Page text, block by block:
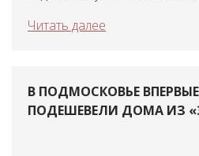
Читать далее
В ПОДМОСКОВЬЕ
ПОДЕШЕВЕЛИ ДОМА ИЗ